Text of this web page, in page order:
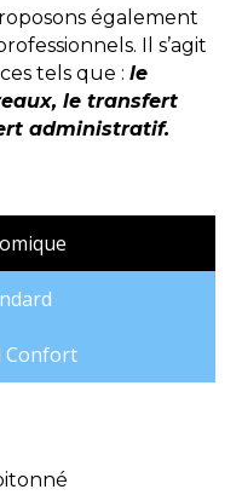
également
Il s’agit
tels que : le
le transfert
administratif.
Confort